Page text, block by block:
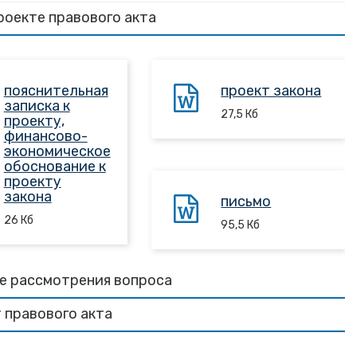
правового акта
пояснительная
записка к
проекту,
финансово-
экономическое
обоснование к
проекту
закона
26 Кб
проект закона
27,5 Кб
письмо
95,5 Кб
рассмотрения вопроса
акта